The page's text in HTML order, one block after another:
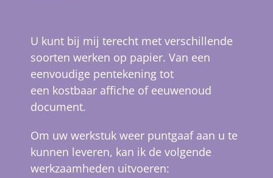
U kunt bij mij terecht met verschillende
soorten werken op papier. Van een
eenvoudige pentekening tot
een kostbaar affiche of eeuwenoud
document.
Om uw werkstuk weer puntgaaf aan u te
kunnen leveren, kan ik de volgende
werkzaamheden uitvoeren: